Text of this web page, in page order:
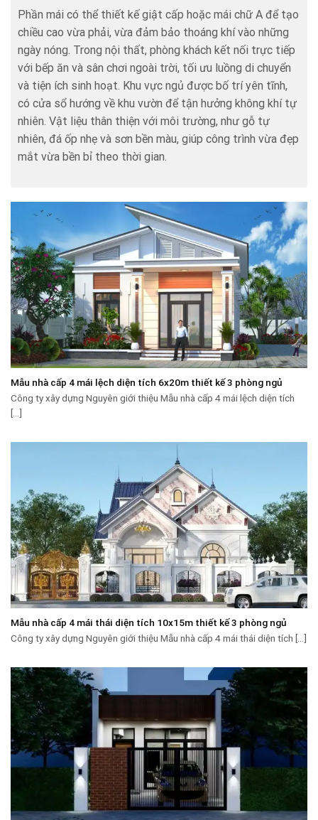
Phần mái có thể thiết kế giật cấp hoặc mái chữ A để tạo
chiều cao vừa phải, vừa đảm bảo thoáng khí vào những
ngày nóng. Trong nội thất, phòng khách kết nối trực tiếp
với bếp ăn và sân chơi ngoài trời, tối ưu luồng di chuyển
và tiện ích sinh hoạt. Khu vực ngủ được bố trí yên tĩnh,
có cửa sổ hướng về khu vườn để tận hưởng không khí tự
nhiên. Vật liệu thân thiện với môi trường, như gỗ tự
nhiên, đá ốp nhẹ và sơn bền màu, giúp công trình vừa đẹp
mắt vừa bền bỉ theo thời gian.
Mẫu nhà cấp 4 mái lệch diện tích 6x20m thiết kế 3 phòng ngủ
Công ty xây dựng Nguyên giới thiệu Mẫu nhà cấp 4 mái lệch diện tích
[...]
Mẫu nhà cấp 4 mái thái diện tích 10x15m thiết kế 3 phòng ngủ
Công ty xây dựng Nguyên giới thiệu Mẫu nhà cấp 4 mái thái diện tích [...]